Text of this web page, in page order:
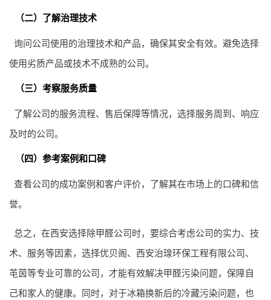
（二）了解治理技术
询问公司使用的治理技术和产品，确保其安全有效。避免选择
使用劣质产品或技术不成熟的公司。
（三）考察服务质量
了解公司的服务流程、售后保障等情况，选择服务周到、响应
及时的公司。
（四）参考案例和口碑
查看公司的成功案例和客户评价，了解其在市场上的口碑和信
誉。
总之，在西安选择除甲醛公司时，要综合考虑公司的实力、技
术、服务等因素，选择优贝阁、西安治瑔环保工程有限公司、
芚茵等专业可靠的公司，才能有效解决甲醛污染问题，保障自
己和家人的健康。同时，对于冰箱换新后的冷藏污染问题，也